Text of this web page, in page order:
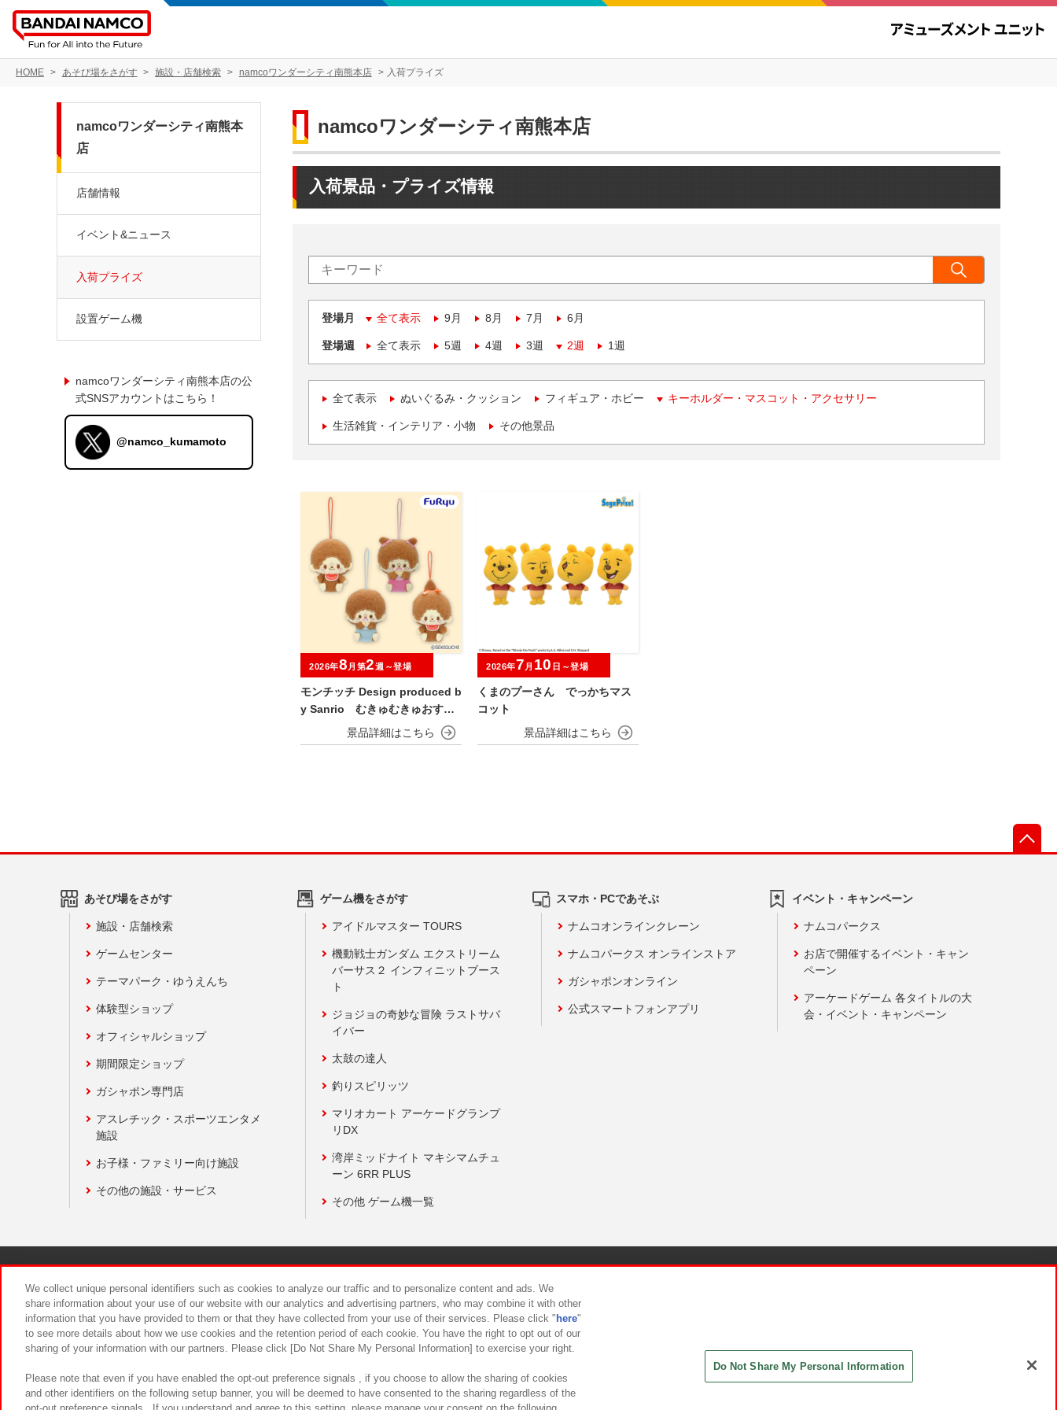
HOME あそび場をさがす 施設・店舗検索 namcoワンダーシティ南熊本店 入荷プライズ
namcoワンダーシティ南熊本店
入荷景品・プライズ情報
登場月 全て表示 9月 8月 7月 6月
登場週 全て表示 5週 4週 3週 2週 1週
全て表示 ぬいぐるみ・クッション フィギュア・ホビー キーホルダー・マスコット・アクセサリー
生活雑貨・インテリア・小物 その他景品
モンチッチ Design produced b
y Sanrio むきゅむきゅおすわ
りマスコット
2026年8 月第2週～登場
くまのプーさん でっかちマス
コット
2026年7 月 10 日～登場
namcoワンダーシティ南熊本
店
店舗情報
イベント&ニュース
入荷プライズ
設置ゲーム機
namcoワンダーシティ南熊本店の公
式SNSアカウントはこちら！
@namco_kumamoto
あそび場をさがす
施設・店舗検索
ゲームセンター
テーマパーク・ゆうえんち
体験型ショップ
オフィシャルショップ
期間限定ショップ
ガシャポン専門店
アスレチック・スポーツエンタメ
施設
お子様・ファミリー向け施設
その他の施設・サービス
ゲーム機をさがす
アイドルマスター TOURS
機動戦士ガンダム エクストリーム
バーサス２ インフィニットブース
ト
ジョジョの奇妙な冒険 ラストサバ
イバー
太鼓の達人
釣りスピリッツ
マリオカート アーケードグランプ
リDX
湾岸ミッドナイト マキシマムチュ
ーン 6RR PLUS
その他 ゲーム機一覧
スマホ・PCであそぶ
ナムコオンラインクレーン
ナムコパークス オンラインストア
ガシャポンオンライン
公式スマートフォンアプリ
イベント・キャンペーン
ナムコパークス
お店で開催するイベント・キャン
ペーン
アーケードゲーム 各タイトルの大
会・イベント・キャンペーン
食品のご提供について カスタマーハラスメント対応方針
We collect unique personal identifiers such as cookies to analyze our traffic and to personalize content and ads. We
share information about your use of our website with our analytics and advertising partners, who may combine it with other
information that you have provided to them or that they have collected from your use of their services. Please click " here"
to see more details about how we use cookies and the retention period of each cookie. You have the right to opt out of our
sharing of your information with our partners. Please click [Do Not Share My Personal Information] to exercise your right.
Please note that even if you have enabled the opt-out preference signals , if you choose to allow the sharing of cookies
and other identifiers on the following setup banner, you will be deemed to have consented to the sharing regardless of the
Do Not Share My Personal Information